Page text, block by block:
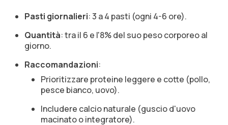
Pasti giornalieri: 3 a 4 pasti (ogni 4-6 ore).
Quantità: tra il 6 e l'8% del suo peso corporeo al
giorno.
Raccomandazioni:
Prioritizzare proteine leggere e cotte (pollo,
pesce bianco, uovo).
Includere calcio naturale (guscio d'uovo
macinato o integratore).